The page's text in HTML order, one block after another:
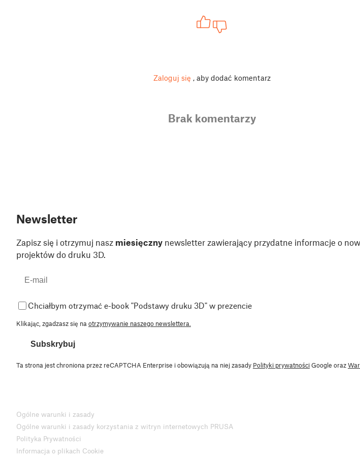
Zaloguj się , aby dodać komentarz
Brak komentarzy
Newsletter
Zapisz się i otrzymuj nasz miesięczny newsletter zawierający przydatne informacje o
projektów do druku 3D.
Chciałbym otrzymać e-book "Podstawy druku 3D" w prezencie
Klikając, zgadzasz się naotrzymywanie naszego newslettera.
Subskrybuj
Ta strona jest chroniona przez reCAPTCHA Enterprise i obowiązują na niej zasady Polityki prywatnościGoogle oraz
Ogólne warunki i zasady
Ogólne warunki i zasady korzystania z witryn internetowych PRUSA
Polityka Prywatności
Informacja o plikach Cookie